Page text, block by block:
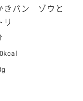
きパン ゾウと
リ